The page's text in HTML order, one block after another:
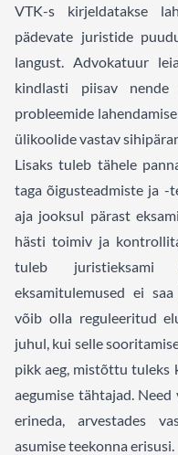
VTK-s kirjeldatakse
pädevate juristide
langust. Advokatuur
kindlasti piisav
probleemide
ülikoolide vastav
Lisaks tuleb tähele
taga õigusteadmiste ja -
aja jooksul pärast
hästi toimiv ja
tuleb juristieksami
eksamitulemused ei
võib olla reguleeritud
juhul, kui selle
pikk aeg, mistõttu tuleks
aegumise tähtajad.
erineda, arvestades
asumise teekonna erisusi.